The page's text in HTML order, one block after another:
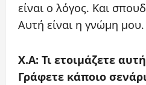
είναι ο λόγος. Και
Αυτή είναι η γνώμη μου.
X.A: Τι ετοιμάζετε
Γράφετε κάποιο